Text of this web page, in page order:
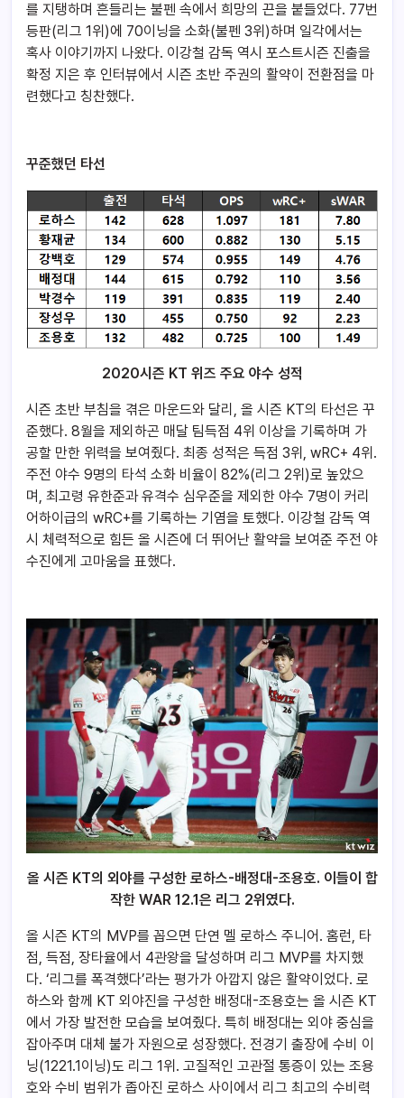
를 지탱하며 흔들리는 불펜 속에서 희망의 끈을 붙들었다. 77번
등판(리그 1위)에 70이닝을 소화(불펜 3위)하며 일각에서는
혹사 이야기까지 나왔다. 이강철 감독 역시 포스트시즌 진출을
확정 지은 후 인터뷰에서 시즌 초반 주권의 활약이 전환점을 마
련했다고 칭찬했다.
꾸준했던 타선
2020시즌 KT 위즈 주요 야수 성적
시즌 초반 부침을 겪은 마운드와 달리, 올 시즌 KT의 타선은 꾸
준했다. 8월을 제외하곤 매달 팀득점 4위 이상을 기록하며 가
공할 만한 위력을 보여줬다. 최종 성적은 득점 3위, wRC+ 4위.
주전 야수 9명의 타석 소화 비율이 82%(리그 2위)로 높았으
며, 최고령 유한준과 유격수 심우준을 제외한 야수 7명이 커리
어하이급의 wRC+를 기록하는 기염을 토했다. 이강철 감독 역
시 체력적으로 힘든 올 시즌에 더 뛰어난 활약을 보여준 주전 야
수진에게 고마움을 표했다.
올 시즌 KT의 외야를 구성한 로하스-배정대-조용호. 이들이 합
작한 WAR 12.1은 리그 2위였다.
올 시즌 KT의 MVP를 꼽으면 단연 멜 로하스 주니어. 홈런, 타
점, 득점, 장타율에서 4관왕을 달성하며 리그 MVP를 차지했
다. ‘리그를 폭격했다’라는 평가가 아깝지 않은 활약이었다. 로
하스와 함께 KT 외야진을 구성한 배정대-조용호는 올 시즌 KT
에서 가장 발전한 모습을 보여줬다. 특히 배정대는 외야 중심을
잡아주며 대체 불가 자원으로 성장했다. 전경기 출장에 수비 이
닝(1221.1이닝)도 리그 1위. 고질적인 고관절 통증이 있는 조용
호와 수비 범위가 좁아진 로하스 사이에서 리그 최고의 수비력